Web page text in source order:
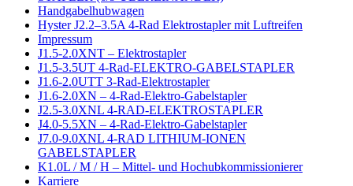
Handgabelhubwagen
Hyster J2.2–3.5A 4-Rad Elektrostapler mit Luftreifen
Impressum
J1.5-2.0XNT – Elektrostapler
J1.5-3.5UT 4-Rad-ELEKTRO-GABELSTAPLER
J1.6-2.0UTT 3-Rad-Elektrostapler
J1.6-2.0XN – 4-Rad-Elektro-Gabelstapler
J2.5-3.0XNL 4-RAD-ELEKTROSTAPLER
J4.0-5.5XN – 4-Rad-Elektro-Gabelstapler
J7.0-9.0XNL 4-RAD LITHIUM-IONEN
GABELSTAPLER
K1.0L / M / H – Mittel- und Hochubkommissionierer
Karriere